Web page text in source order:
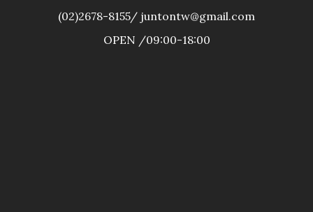
(02)2678-8155/ juntontw@gmail.com
OPEN /09:00-18:00